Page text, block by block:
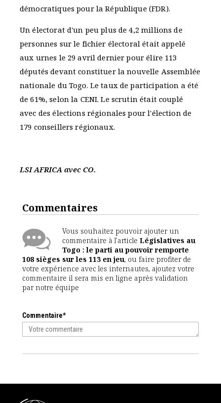
démocratiques pour la République (FDR).
Un électorat d'un peu plus de 4,2 millions de
personnes sur le fichier électoral était appelé
aux urnes le 29 avril dernier pour élire 113
députés devant constituer la nouvelle Assemblée
nationale du Togo. Le taux de participation a été
de 61%, selon la CENI. Le scrutin était couplé
avec des élections régionales pour l'élection de
179 conseillers régionaux.
LSI AFRICA avec CO.
Commentaires
Vous souhaitez pouvoir ajouter un
commentaire à l'article Législatives au
Togo : le parti au pouvoir remporte
108 sièges sur les 113 en jeu, ou faire profiter de
votre expérience avec les internautes, ajoutez votre
commentaire il sera mis en ligne après validation
par notre équipe
Commentaire*